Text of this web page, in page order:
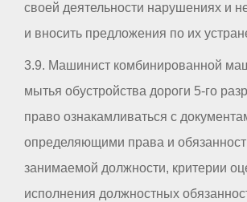
своей деятельности нарушениях и
и вносить предложения по их
3.9. Машинист комбинированной
мытья обустройства дороги 5-го
право ознакамливаться с
определяющими права и
занимаемой должности, критерии
исполнения должностных